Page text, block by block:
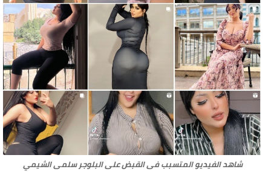
شاهد الفيديو المتسبب فى القبض على البلوجر سلمى الشيمي